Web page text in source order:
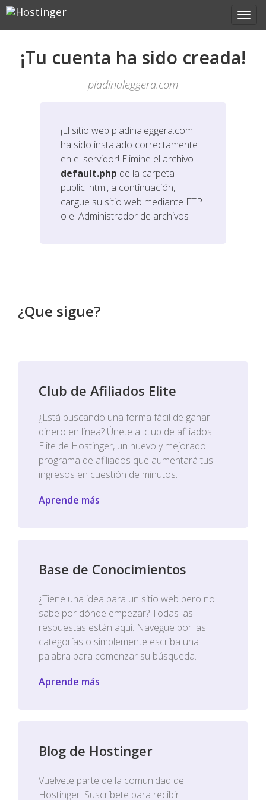
¡Tu cuenta ha sido creada!
piadinaleggera.com
¡El sitio web piadinaleggera.com
ha sido instalado correctamente
en el servidor! Elimine el archivo
default.php de la carpeta
public_html, a continuación,
cargue su sitio web mediante FTP
o el Administrador de archivos
¿Que sigue?
Club de Afiliados Elite
¿Está buscando una forma fácil de ganar
dinero en línea? Únete al club de afiliados
Elite de Hostinger, un nuevo y mejorado
programa de afiliados que aumentará tus
ingresos en cuestión de minutos.
Aprende más
Base de Conocimientos
¿Tiene una idea para un sitio web pero no
sabe por dónde empezar? Todas las
respuestas están aquí. Navegue por las
categorías o simplemente escriba una
palabra para comenzar su búsqueda.
Aprende más
Blog de Hostinger
Vuelvete parte de la comunidad de
Hostinger. Suscríbete para recibir